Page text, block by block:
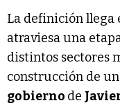
La definición llega
atraviesa una
distintos sectores
construcción de
gobierno de